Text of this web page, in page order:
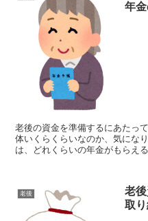
年
老後の資金を準備するにあたっ
体いくらくらいなのか、気になりますよね。 果
は、どれくらいの年金がもらえ
老後
老
取